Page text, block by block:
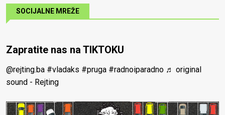
SOCIJALNE MREŽE
Zapratite nas na TIKTOKU
@rejting.ba #vladaks #pruga #radnoiparadno ♬ original
sound - Rejting